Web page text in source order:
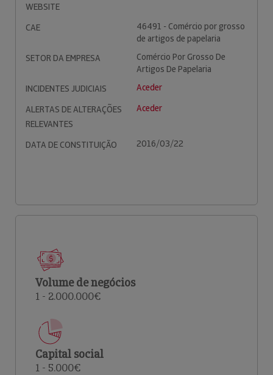
WEBSITE
CAE
46491 - Comércio por grosso
de artigos de papelaria
SETOR DA EMPRESA
Comércio Por Grosso De
Artigos De Papelaria
INCIDENTES JUDICIAIS
Aceder
ALERTAS DE ALTERAÇÕES
RELEVANTES
Aceder
DATA DE CONSTITUIÇÃO 2016/03/22
Volume de negócios
1 - 2.000.000€
Capital social
1 - 5.000€